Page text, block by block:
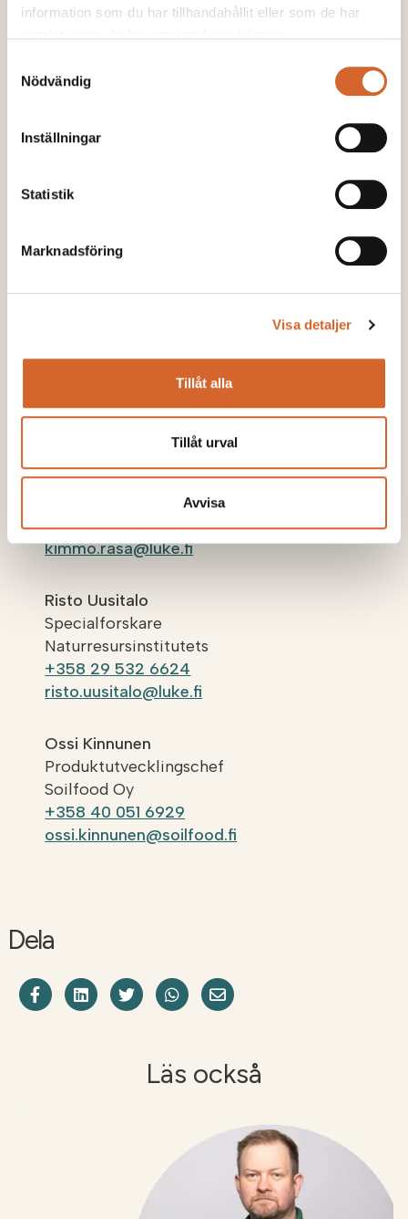
information som du har tillhandahållit eller som de har
Nödvändig
Inställningar
Statistik
Marknadsföring
Visa detaljer
Tillåt alla
Tillåt urval
Avvisa
Kontakta oss:
Specialforskare
Naturresursinstitutets
+358 29 532 6468
kimmo.rasa@luke.fi
Risto Uusitalo
Specialforskare
Naturresursinstitutets
+358 29 532 6624
risto.uusitalo@luke.fi
Ossi Kinnunen
Produktutvecklingschef
Soilfood Oy
+358 40 051 6929
ossi.kinnunen@soilfood.fi
Dela
Dela på Facebook
Share on LinkedIn
Dela på Twitter
Dela på WhatsApp
Läs också